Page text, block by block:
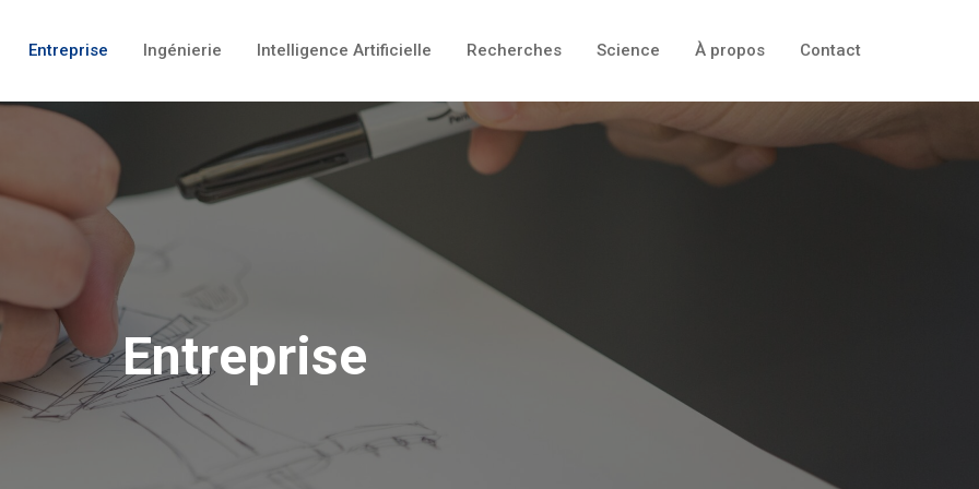
Entreprise Ingénierie Intelligence Artificielle Recherches Science À propos Contact
Entreprise